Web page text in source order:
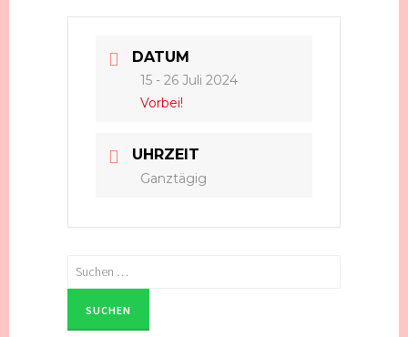
DATUM
15 - 26 Juli 2024
Vorbei!
UHRZEIT
Ganztägig
Suchen
nach: